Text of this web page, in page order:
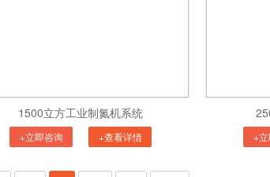
1500立方工业制氮机系统
+立即咨询 +查看详情 +